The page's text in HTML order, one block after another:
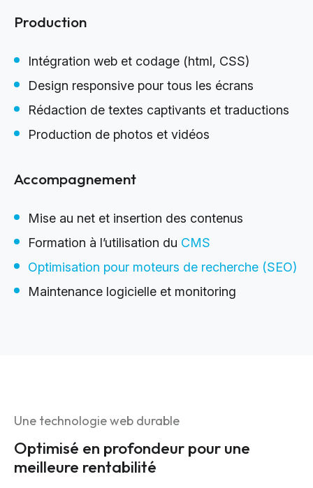
Production
Intégration web et codage (html, CSS)
Design responsive pour tous les écrans
Rédaction de textes captivants et traductions
Production de photos et vidéos
Accompagnement
Mise au net et insertion des contenus
Formation à l’utilisation du CMS
Optimisation pour moteurs de recherche (SEO)
Maintenance logicielle et monitoring
Une technologie web durable
Optimisé en profondeur pour une
meilleure rentabilité